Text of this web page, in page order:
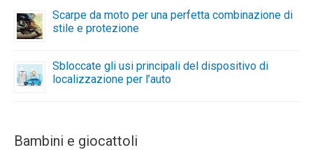
Scarpe da moto per una perfetta combinazione di
stile e protezione
Sbloccate gli usi principali del dispositivo di
localizzazione per l’auto
Bambini e giocattoli